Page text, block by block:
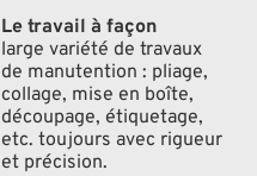
Le travail à façon
large variété de travaux
de manutention : pliage,
collage, mise en boîte,
découpage, étiquetage,
etc. toujours avec rigueur
et précision.